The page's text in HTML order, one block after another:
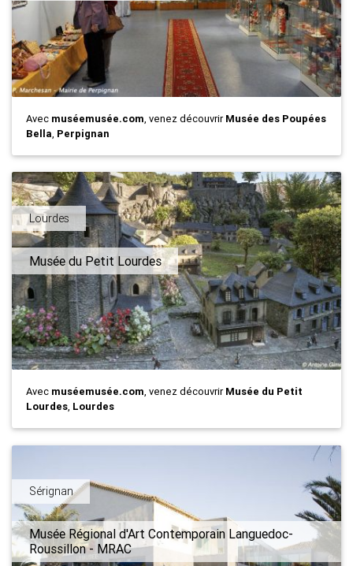
Avec muséemusée.com, venez découvrirMusée des Poupées
Bella, Perpignan
Lourdes
Musée du Petit Lourdes
Avec muséemusée.com, venez découvrirMusée du Petit
Lourdes, Lourdes
Sérignan
Musée Régional d'Art Contemporain Languedoc-
Roussillon - MRAC